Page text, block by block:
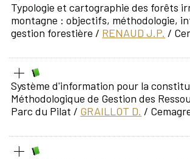
Typologie et cartographie des forêts
montagne : objectifs, méthodologie,
gestion forestière / RENAUD J.P. /
Système d'information pour la
Méthodologique de Gestion des
Parc du Pilat / GRAILLOT D. /